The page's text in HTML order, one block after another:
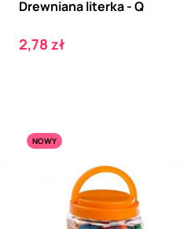
Drewniana literka - Q
Cena
2,78 zł
NOWY